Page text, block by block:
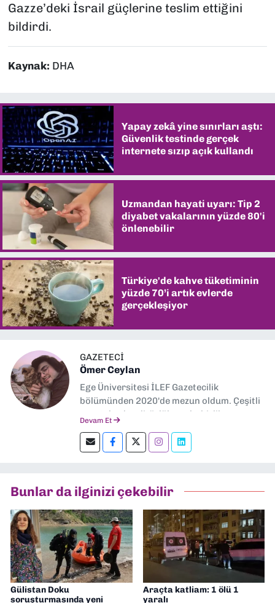
Gazze’deki İsrail güçlerine teslim ettiğini
bildirdi.
Kaynak: DHA
Yapay zekâ yine sınırları aştı:
Güvenlik testinde gerçek
internete sızıp açık kullandı
Uzmandan hayati uyarı: Tip 2
diyabet vakalarının yüzde 80'i
önlenebilir
Türkiye'de kahve tüketiminin
yüzde 70’i artık evlerde
gerçekleşiyor
GAZETECİ
Ömer Ceylan
Ege Üniversitesi İLEF Gazetecilik
bölümünden 2020'de mezun oldum. Çeşitli
gazetelerde editörlük, muhabirlik yaptım.
editörlük yapıyorum.
Devam Et
Bunlar da ilginizi çekebilir
Gülistan Doku
soruşturmasında yeni
Araçta katliam: 1 ölü 1
yaralı